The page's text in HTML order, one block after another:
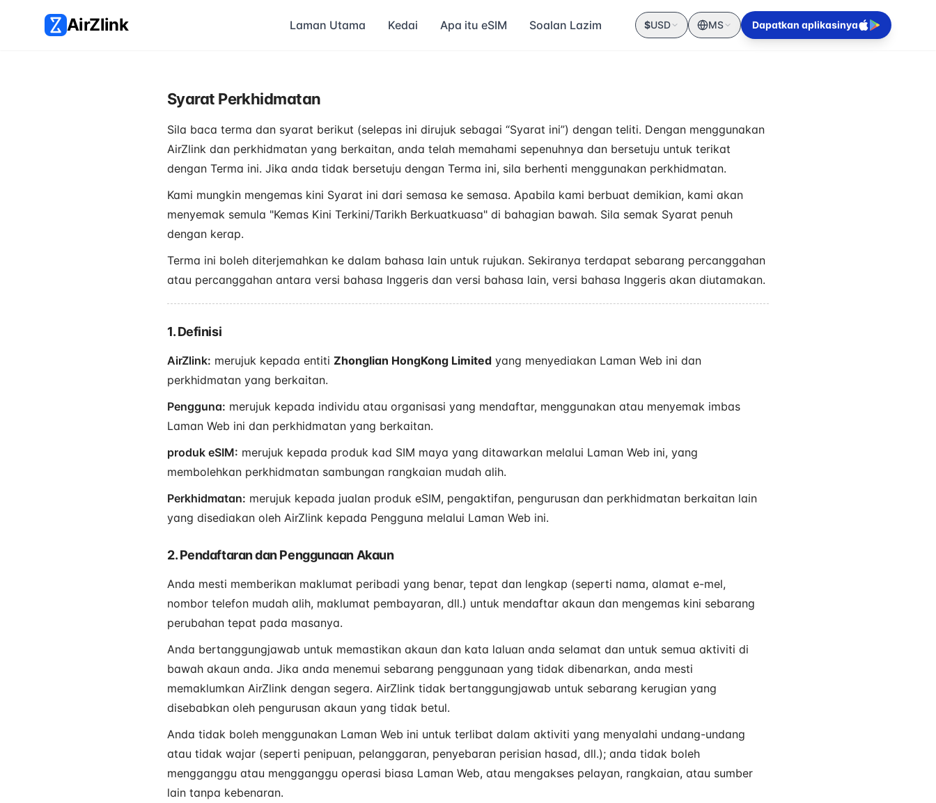
AirZlink Laman Utama Kedai Apa itu eSIM Soalan Lazim $USD MS Dapatkan aplikasinya
Syarat Perkhidmatan
Sila baca terma dan syarat berikut (selepas ini dirujuk sebagai “Syarat ini”) dengan teliti. Dengan menggunakan
AirZlink dan perkhidmatan yang berkaitan, anda telah memahami sepenuhnya dan bersetuju untuk terikat
dengan Terma ini. Jika anda tidak bersetuju dengan Terma ini, sila berhenti menggunakan perkhidmatan.
Kami mungkin mengemas kini Syarat ini dari semasa ke semasa. Apabila kami berbuat demikian, kami akan
menyemak semula "Kemas Kini Terkini/Tarikh Berkuatkuasa" di bahagian bawah. Sila semak Syarat penuh
dengan kerap.
Terma ini boleh diterjemahkan ke dalam bahasa lain untuk rujukan. Sekiranya terdapat sebarang percanggahan
atau percanggahan antara versi bahasa Inggeris dan versi bahasa lain, versi bahasa Inggeris akan diutamakan.
1. Definisi
AirZlink: merujuk kepada entiti Zhonglian HongKong Limited yang menyediakan Laman Web ini dan
perkhidmatan yang berkaitan.
Pengguna: merujuk kepada individu atau organisasi yang mendaftar, menggunakan atau menyemak imbas
Laman Web ini dan perkhidmatan yang berkaitan.
produk eSIM: merujuk kepada produk kad SIM maya yang ditawarkan melalui Laman Web ini, yang
membolehkan perkhidmatan sambungan rangkaian mudah alih.
Perkhidmatan: merujuk kepada jualan produk eSIM, pengaktifan, pengurusan dan perkhidmatan berkaitan lain
yang disediakan oleh AirZlink kepada Pengguna melalui Laman Web ini.
2. Pendaftaran dan Penggunaan Akaun
Anda mesti memberikan maklumat peribadi yang benar, tepat dan lengkap (seperti nama, alamat e-mel,
nombor telefon mudah alih, maklumat pembayaran, dll.) untuk mendaftar akaun dan mengemas kini sebarang
perubahan tepat pada masanya.
Anda bertanggungjawab untuk memastikan akaun dan kata laluan anda selamat dan untuk semua aktiviti di
bawah akaun anda. Jika anda menemui sebarang penggunaan yang tidak dibenarkan, anda mesti
memaklumkan AirZlink dengan segera. AirZlink tidak bertanggungjawab untuk sebarang kerugian yang
disebabkan oleh pengurusan akaun yang tidak betul.
Anda tidak boleh menggunakan Laman Web ini untuk terlibat dalam aktiviti yang menyalahi undang-undang
atau tidak wajar (seperti penipuan, pelanggaran, penyebaran perisian hasad, dll.); anda tidak boleh
mengganggu atau mengganggu operasi biasa Laman Web, atau mengakses pelayan, rangkaian, atau sumber
lain tanpa kebenaran.